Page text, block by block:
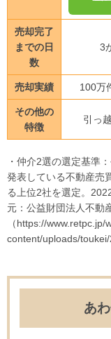
売却完了
までの日
数
3
売却実績 100万
その他の
特徴
引っ
・仲介2選の選定基準
発表している不動産売
る上位2社を選定。
元：公益財団法人不動
（https://www.retpc.jp/
content/uploads/
あ